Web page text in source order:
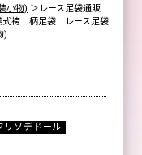
小物) ＞ レース足袋通販
袴 柄足袋 レース足袋
)
リソデドール